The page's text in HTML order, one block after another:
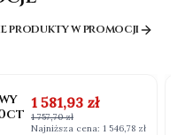
produkty w promocji
Cena promocyjna
1 581,93 zł
1 757,70 zł
Najniższa cena: 1 546,78 zł